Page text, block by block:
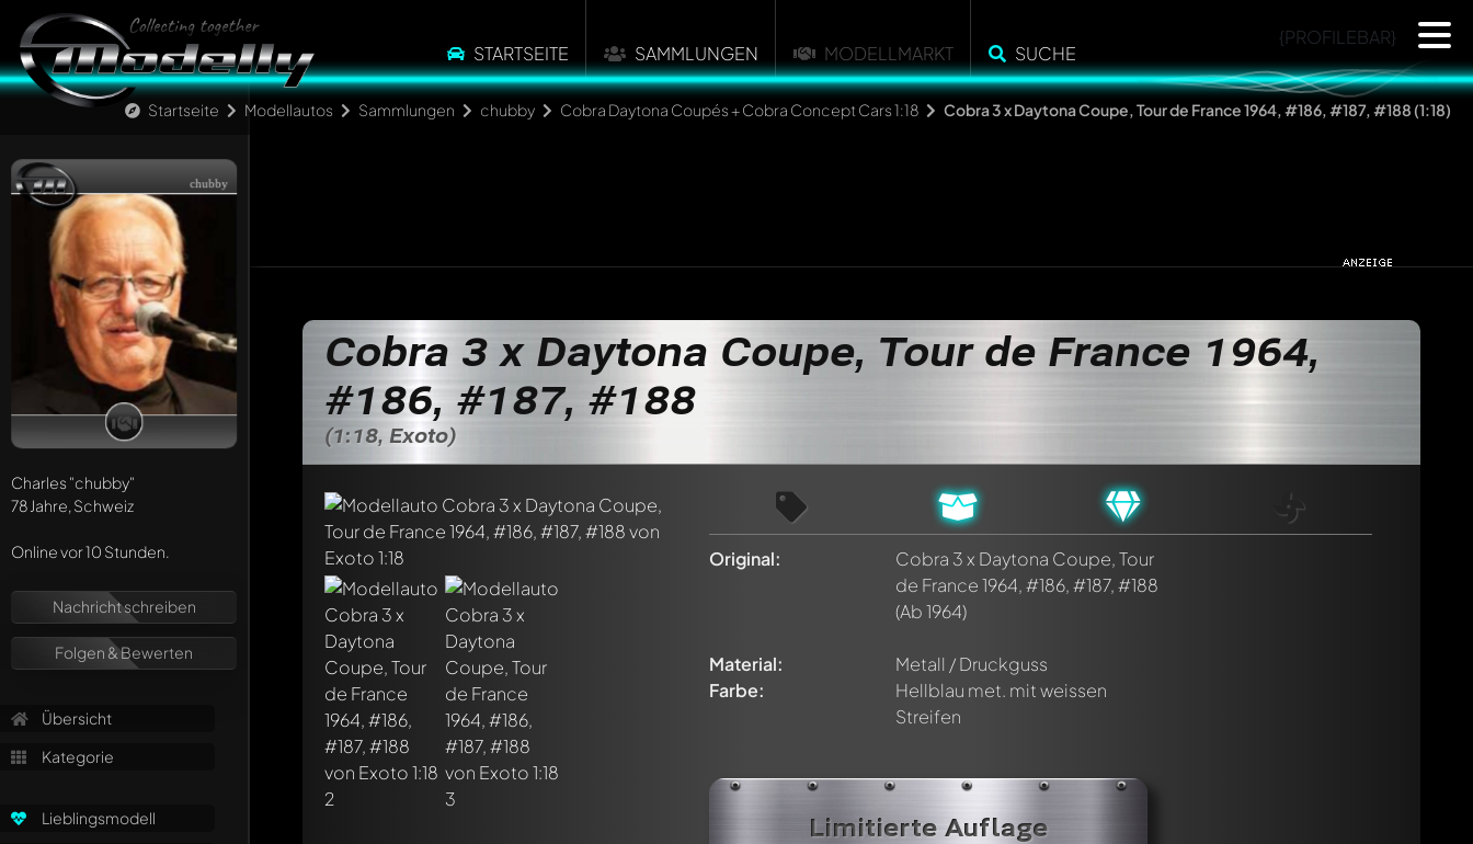
STARTSEITE SAMMLUNGEN MODELLMARKT SUCHE
{PROFILEBAR}
Startseite Modellautos Sammlungen chubby Cobra Daytona Coupés + Cobra Concept Cars 1:18 Cobra 3 x Daytona Coupe, Tour de France 1964, #186, #187, #188 (1:18)
chubby
Charles "chubby"
78 Jahre, Schweiz
Online vor 10 Stunden.
Nachricht schreiben
Folgen & Bewerten
Übersicht
Kategorie
Lieblingsmodell
Cobra 3 x Daytona Coupe, Tour de France 1964,
#186, #187, #188
(1:18, Exoto)
Original:
Cobra 3 x Daytona Coupe, Tour
de France 1964, #186, #187, #188
(Ab 1964)
Material:
Metall / Druckguss
Farbe:
Hellblau met. mit weissen
Streifen
Limitierte Auflage